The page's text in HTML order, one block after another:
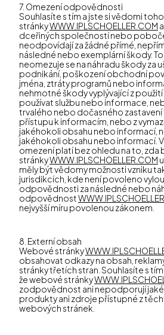
7. Omezení odpovědnosti
Souhlasíte s tím a jste si vědomi
stránkyWWW.IPLSCHOELLER.COM
dceřiných společností nebo
neodpovídají za žádné přímé,
následné nebo exemplární škody. To
neomezuje se na náhradu škody za
podnikání, poškození obchodní
jména, ztráty programů nebo
nehmotné škody vyplývající z
používat službu nebo informace,
trvalého nebo dočasného
přístupu k informacím, nebo z
jakéhokoli obsahu nebo informací,
jakéhokoli obsahu nebo informací.
omezení platí bez ohledu na to, zda
stránkyWWW.IPLSCHOELLER.COM
měly být vědomy možnosti vzniku
jurisdikcích, kde není povoleno
odpovědnosti za následné nebo
odpovědnost
nejvyšší míru povolenou zákonem.
8. Externí obsah
Webové stránky
obsahovat odkazy na obsah,
stránky třetích stran. Souhlasíte s
že webové stránky
zodpovědnost ani nepodporují
produkty ani zdroje přístupné z
webových stránek.